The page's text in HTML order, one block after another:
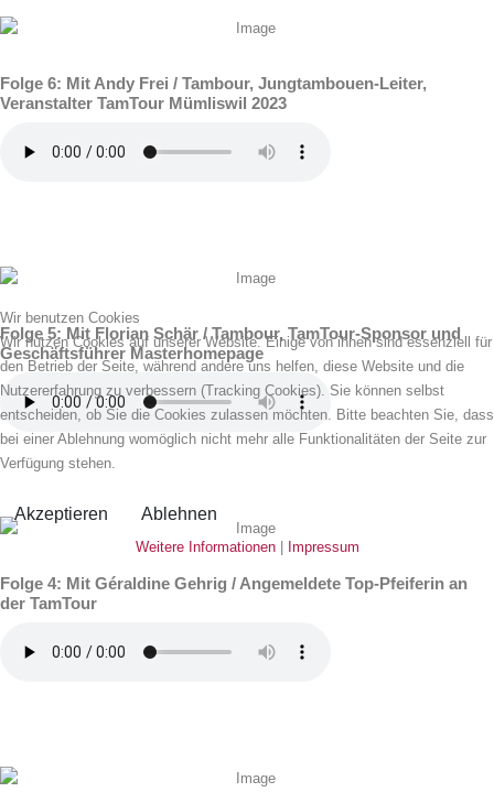
Folge 6: Mit Andy Frei / Tambour, Jungtambouen-Leiter,
Veranstalter TamTour Mümliswil 2023
Folge 5: Mit Florian Schär / Tambour, TamTour-Sponsor und
Geschäftsführer Masterhomepage
Folge 4: Mit Géraldine Gehrig / Angemeldete Top-Pfeiferin an
der TamTour
Wir benutzen Cookies
Wir nutzen Cookies auf unserer Website. Einige von ihnen sind essenziell für
den Betrieb der Seite, während andere uns helfen, diese Website und die
Nutzererfahrung zu verbessern (Tracking Cookies). Sie können selbst
entscheiden, ob Sie die Cookies zulassen möchten. Bitte beachten Sie, dass
bei einer Ablehnung womöglich nicht mehr alle Funktionalitäten der Seite zur
Verfügung stehen.
Akzeptieren Ablehnen
Weitere Informationen| Impressum